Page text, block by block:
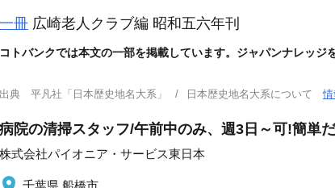
一冊 広崎老人クラブ編 昭和五六年刊
コトバンクでは本文の一部を掲載しています。ジャパンナレッジ
出典 平凡社「日本歴史地名大系」 日本歴史地名大系について情
病院の清掃スタッフ/午前中のみ、週3日～可!簡単
株式会社パイオニア・サービス東日本
千葉県 船橋市